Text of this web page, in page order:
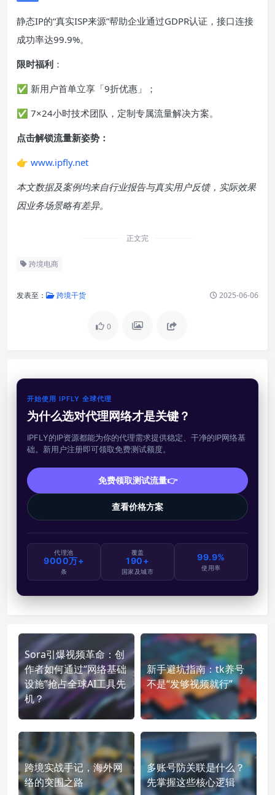
静态IP的“真实ISP来源”帮助企业通过GDPR认证，接口连接
成功率达99.9%。
限时福利 ：
✅ 新用户首单立享「9折优惠」；
✅ 7×24小时技术团队，定制专属流量解决方案。
点击解锁流量新姿势：
👉 www.ipfly.net
本文数据及案例均来自行业报告与真实用户反馈，实际效果
因业务场景略有差异。
正文完
跨境电商
发表至： 跨境干货 2025-06-06
0
开始使用 IPFLY 全球代理
为什么选对代理网络才是关键？
IPFLY的IP资源都能为你的代理需求提供稳定、干净的IP网络基
础。新用户注册即可领取免费测试额度。
免费领取测试流量👉
查看价格方案
代理池
9000万+
条
覆盖
190+
国家及城市
99.9%
使用率
Sora引爆视频革命：创
作者如何通过“网络基础
设施”抢占全球AI工具先
机？
新手避坑指南：tk养号
不是“发够视频就行”
跨境实战手记，海外网
络的突围之路
多账号防关联是什么？
先掌握这些核心逻辑